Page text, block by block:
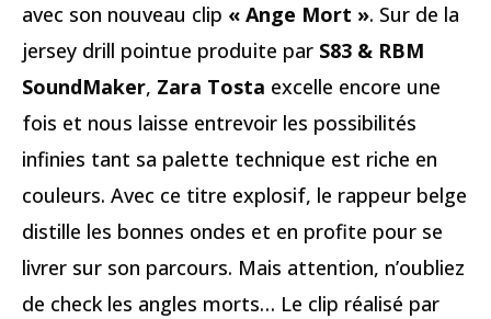
avec son nouveau clip « Ange Mort ». Sur de la
jersey drill pointue produite par S83 & RBM
SoundMaker, Zara Tosta excelle encore une
fois et nous laisse entrevoir les possibilités
infinies tant sa palette technique est riche en
couleurs. Avec ce titre explosif, le rappeur belge
distille les bonnes ondes et en profite pour se
livrer sur son parcours. Mais attention, n’oubliez
de check les angles morts… Le clip réalisé par